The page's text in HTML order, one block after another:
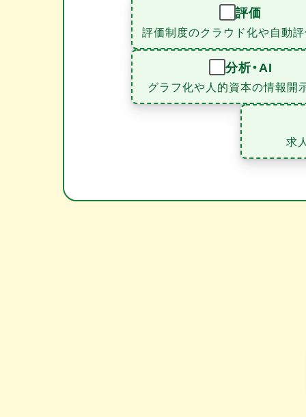
評価
評価制度のクラウド化や自動
分析・AI
グラフ化や人的資本の情報開
求